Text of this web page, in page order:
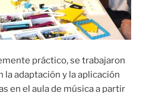
práctico, se trabajaron
adaptación y la aplicación
en el aula de música a partir